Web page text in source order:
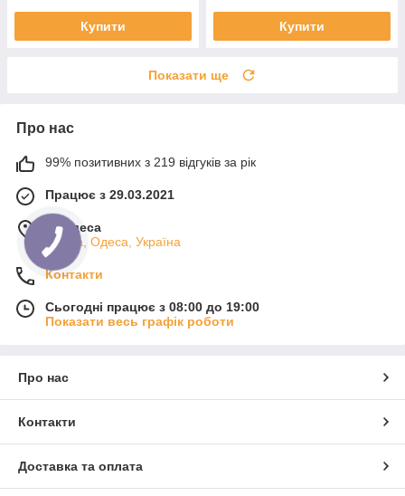
Купити Купити
Показати ще
Про нас
99% позитивних з 219 відгуків за рік
Працює з 29.03.2021
м. Одеса
Одеса, Одеса, Україна
Контакти
Сьогодні працює з 08:00 до 19:00
Показати весь графік роботи
Про нас
Контакти
Доставка та оплата